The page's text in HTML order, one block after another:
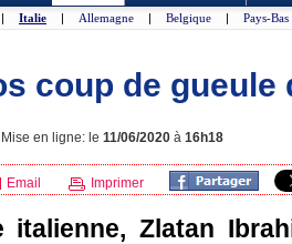
| Italie | Allemagne | Belgique | Pays-Bas
coup de
en ligne: le 11/06/2020 à 16h18
Email Imprimer
italienne, Zlatan